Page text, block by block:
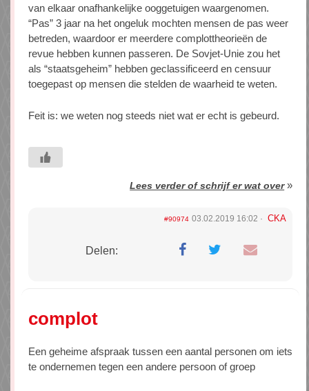
van elkaar onafhankelijke ooggetuigen waargenomen.
“Pas” 3 jaar na het ongeluk mochten mensen de pas weer
betreden, waardoor er meerdere complottheorieën de
revue hebben kunnen passeren. De Sovjet-Unie zou het
als “staatsgeheim” hebben geclassificeerd en censuur
toegepast op mensen die stelden de waarheid te weten.
Feit is: we weten nog steeds niet wat er echt is gebeurd.
Lees verder of schrijf er wat over»
#90974 03.02.2019 16:02 CKA
Delen:
complot
Een geheime afspraak tussen een aantal personen om iets
te ondernemen tegen een andere persoon of groep